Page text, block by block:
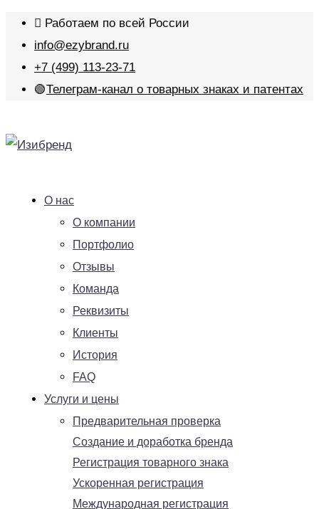
Работаем по всей России
info@ezybrand.ru
+7 (499) 113-23-71
🟢Телеграм-канал о товарных знаках и патентах
О нас
О компании
Портфолио
Отзывы
Команда
Реквизиты
Клиенты
История
FAQ
Услуги и цены
Предварительная проверка
Создание и доработка бренда
Регистрация товарного знака
Ускоренная регистрация
Международная регистрация